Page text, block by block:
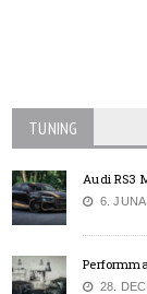
TUNING
Audi RS3
6. JUNA
28.